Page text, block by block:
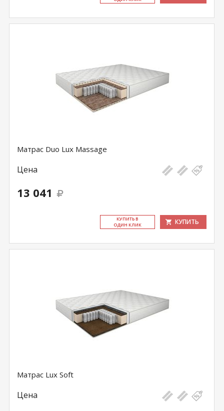
Матрас Duo Lux Massage
Цена
13 041
КУ­ПИТЬ В
ОДИН КЛИК
КУПИТЬ
Матрас Lux Soft
Цена